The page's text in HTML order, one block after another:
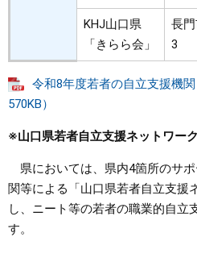
KHJ山口県
「きらら会」
長
3
令和8年度若者の自立支援機関
570KB）
※山口県若者自立支援ネットワー
県においては、県内4箇所のサ
関等による「山口県若者自立支援
し、ニート等の若者の職業的自立
す。